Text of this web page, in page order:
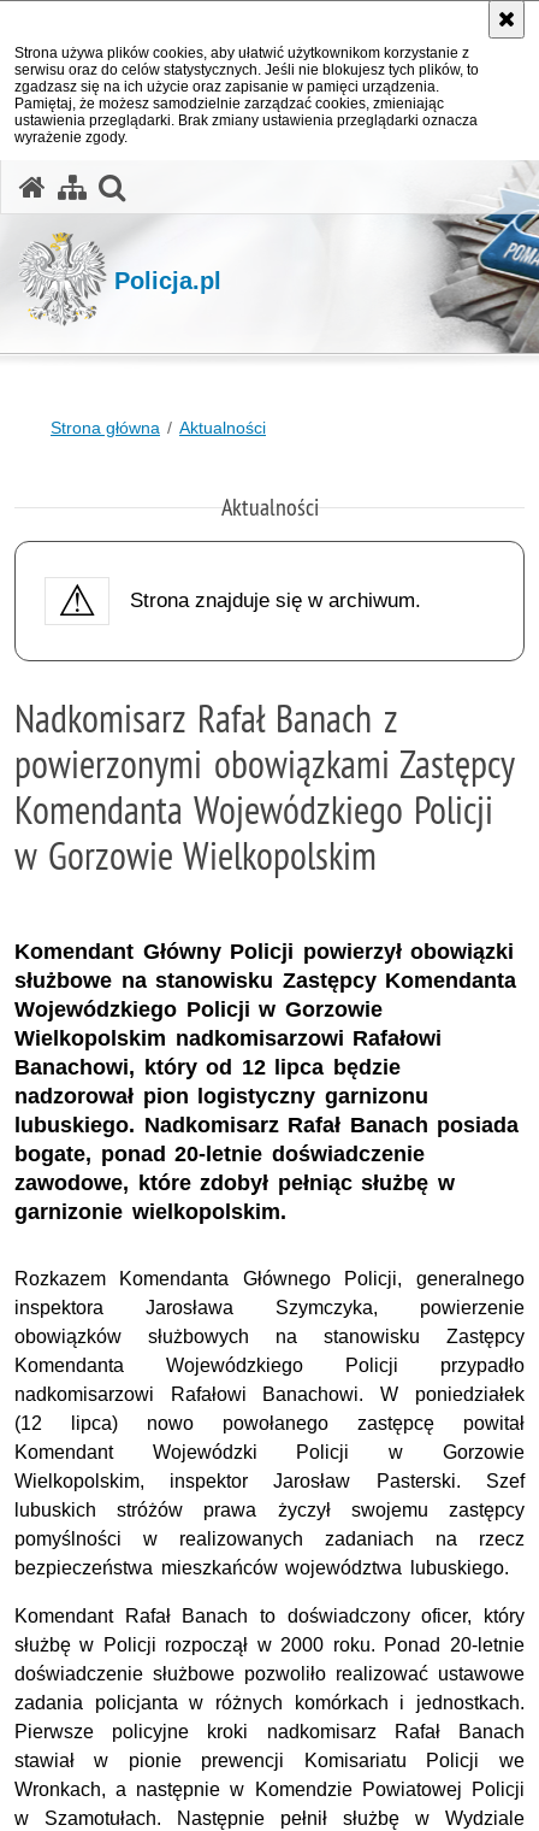
Strona używa plików cookies, aby ułatwić użytkownikom korzystanie z
serwisu oraz do celów statystycznych. Jeśli nie blokujesz tych plików, to
zgadzasz się na ich użycie oraz zapisanie w pamięci urządzenia.
Pamiętaj, że możesz samodzielnie zarządzać cookies, zmieniając
ustawienia przeglądarki. Brak zmiany ustawienia przeglądarki oznacza
wyrażenie zgody.
Policja.pl
Strona główna Aktualności
Aktualności
Strona znajduje się w archiwum.
Nadkomisarz Rafał Banach z
powierzonymi obowiązkami Zastępcy
Komendanta Wojewódzkiego Policji
w Gorzowie Wielkopolskim
Komendant Główny Policji powierzył obowiązki
służbowe na stanowisku Zastępcy Komendanta
Wojewódzkiego Policji w Gorzowie
Wielkopolskim nadkomisarzowi Rafałowi
Banachowi, który od 12 lipca będzie
nadzorował pion logistyczny garnizonu
lubuskiego. Nadkomisarz Rafał Banach posiada
bogate, ponad 20-letnie doświadczenie
zawodowe, które zdobył pełniąc służbę w
garnizonie wielkopolskim.
Rozkazem Komendanta Głównego Policji, generalnego
inspektora Jarosława Szymczyka, powierzenie
obowiązków służbowych na stanowisku Zastępcy
Komendanta Wojewódzkiego Policji przypadło
nadkomisarzowi Rafałowi Banachowi. W poniedziałek
(12 lipca) nowo powołanego zastępcę powitał
Komendant Wojewódzki Policji w Gorzowie
Wielkopolskim, inspektor Jarosław Pasterski. Szef
lubuskich stróżów prawa życzył swojemu zastępcy
pomyślności w realizowanych zadaniach na rzecz
bezpieczeństwa mieszkańców województwa lubuskiego.
Komendant Rafał Banach to doświadczony oficer, który
służbę w Policji rozpoczął w 2000 roku. Ponad 20-letnie
doświadczenie służbowe pozwoliło realizować ustawowe
zadania policjanta w różnych komórkach i jednostkach.
Pierwsze policyjne kroki nadkomisarz Rafał Banach
stawiał w pionie prewencji Komisariatu Policji we
Wronkach, a następnie w Komendzie Powiatowej Policji
w Szamotułach. Następnie pełnił służbę w Wydziale